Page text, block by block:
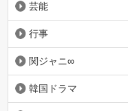
芸能
行事
関ジャニ∞
韓国ドラマ